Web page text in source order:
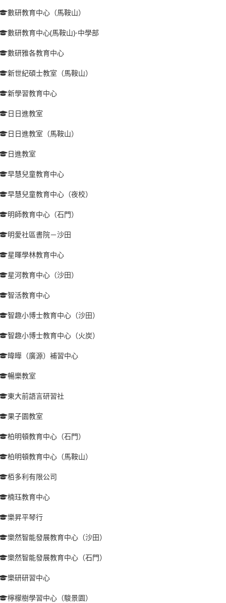
數研教育中心（馬鞍山）
數研教育中心(馬鞍山)-中學部
數研雅各教育中心
新世紀碩士教室（馬鞍山）
新學習教育中心
日日進教室
日日進教室（馬鞍山）
日進教室
早慧兒童教育中心
早慧兒童教育中心（夜校）
明師教育中心（石門）
明愛社區書院－沙田
星暉學林教育中心
星河教育中心（沙田）
智活教育中心
智趣小博士教育中心（沙田）
智趣小博士教育中心（火炭）
暐曄（廣源）補習中心
暢樂教室
東大前語言研習社
果子園教室
柏明頓教育中心（石門）
柏明頓教育中心（馬鞍山）
栢多利有限公司
楠珏教育中心
樂昇平琴行
樂然智能發展教育中心（沙田）
樂然智能發展教育中心（石門）
樂研研習中心
檸檬樹學習中心（駿景園）